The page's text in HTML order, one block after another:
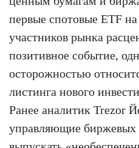
первые спотовые ETF на
участников рынка
позитивное событие,
осторожностью
листинга нового
Ранее аналитик Trezor
управляющие биржевых